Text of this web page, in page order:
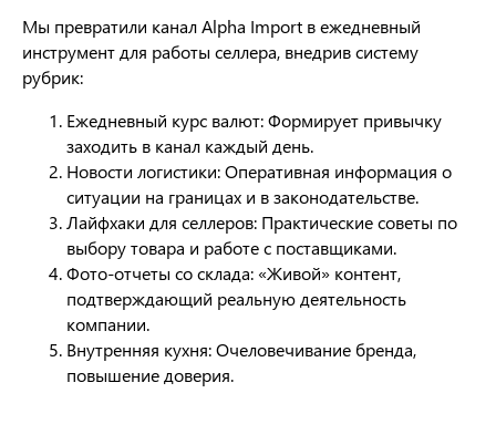
Мы превратили канал Alpha Import в ежедневный
инструмент для работы селлера, внедрив систему
рубрик:
Ежедневный курс валют: Формирует привычку
заходить в канал каждый день.
Новости логистики: Оперативная информация о
ситуации на границах и в законодательстве.
Лайфхаки для селлеров: Практические советы по
выбору товара и работе с поставщиками.
Фото-отчеты со склада: «Живой» контент,
подтверждающий реальную деятельность
компании.
Внутренняя кухня: Очеловечивание бренда,
повышение доверия.